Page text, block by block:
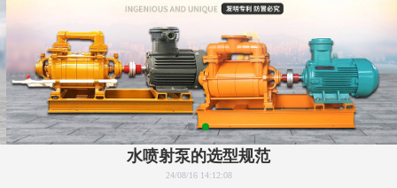
水喷射泵的选型规范
24/08/16 14:12:08